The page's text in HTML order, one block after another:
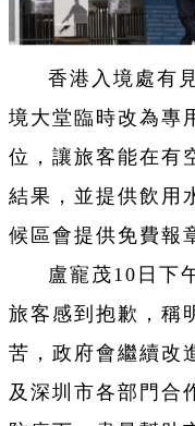
香港入境處有
境大堂臨時改為專
位，讓旅客能在有
結果，並提供飲用
候區會提供免費報
盧寵茂10日下
旅客感到抱歉，稱
苦，政府會繼續改
及深圳市各部門合